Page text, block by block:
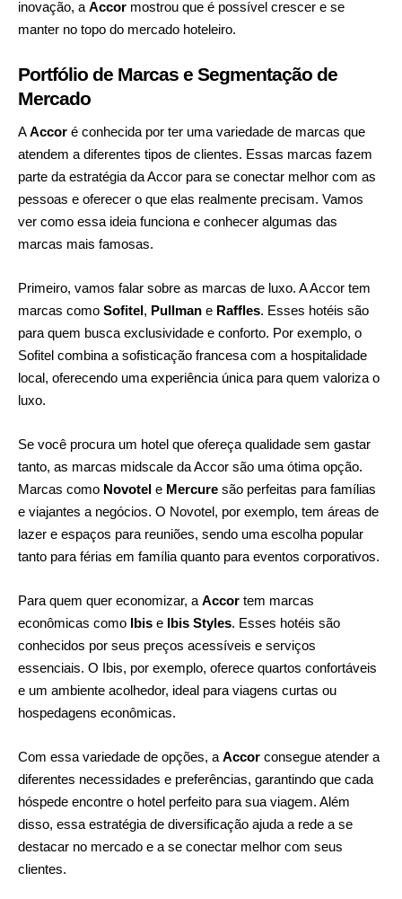
inovação, a Accor mostrou que é possível crescer e se
manter no topo do mercado hoteleiro.
Portfólio de Marcas e Segmentação de
Mercado
AAccor é conhecida por ter uma variedade de marcas que
atendem a diferentes tipos de clientes. Essas marcas fazem
parte da estratégia da Accor para se conectar melhor com as
pessoas e oferecer o que elas realmente precisam. Vamos
ver como essa ideia funciona e conhecer algumas das
marcas mais famosas.
Primeiro, vamos falar sobre as marcas de luxo. A Accor tem
marcas como Sofitel, Pullman e Raffles. Esses hotéis são
para quem busca exclusividade e conforto. Por exemplo, o
Sofitel combina a sofisticação francesa com a hospitalidade
local, oferecendo uma experiência única para quem valoriza o
luxo.
Se você procura um hotel que ofereça qualidade sem gastar
tanto, as marcas midscale da Accor são uma ótima opção.
Marcas como Novotel e Mercure são perfeitas para famílias
e viajantes a negócios. O Novotel, por exemplo, tem áreas de
lazer e espaços para reuniões, sendo uma escolha popular
tanto para férias em família quanto para eventos corporativos.
Para quem quer economizar, a Accor tem marcas
econômicas como Ibis e Ibis Styles. Esses hotéis são
conhecidos por seus preços acessíveis e serviços
essenciais. O Ibis, por exemplo, oferece quartos confortáveis
e um ambiente acolhedor, ideal para viagens curtas ou
hospedagens econômicas.
Com essa variedade de opções, a Accor consegue atender a
diferentes necessidades e preferências, garantindo que cada
hóspede encontre o hotel perfeito para sua viagem. Além
disso, essa estratégia de diversificação ajuda a rede a se
destacar no mercado e a se conectar melhor com seus
clientes.